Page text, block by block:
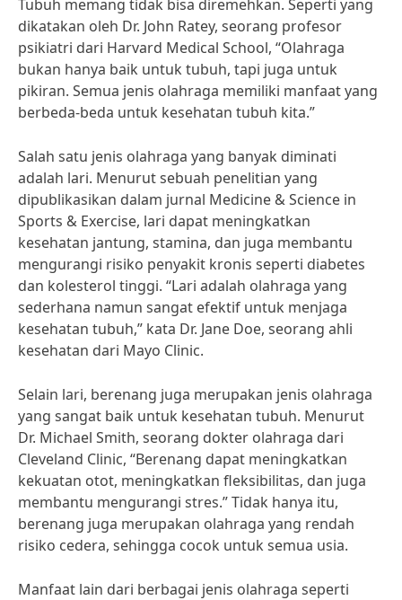
Tubuh memang tidak bisa diremehkan. Seperti yang
dikatakan oleh Dr. John Ratey, seorang profesor
psikiatri dari Harvard Medical School, “Olahraga
bukan hanya baik untuk tubuh, tapi juga untuk
pikiran. Semua jenis olahraga memiliki manfaat yang
berbeda-beda untuk kesehatan tubuh kita.”
Salah satu jenis olahraga yang banyak diminati
adalah lari. Menurut sebuah penelitian yang
dipublikasikan dalam jurnal Medicine & Science in
Sports & Exercise, lari dapat meningkatkan
kesehatan jantung, stamina, dan juga membantu
mengurangi risiko penyakit kronis seperti diabetes
dan kolesterol tinggi. “Lari adalah olahraga yang
sederhana namun sangat efektif untuk menjaga
kesehatan tubuh,” kata Dr. Jane Doe, seorang ahli
kesehatan dari Mayo Clinic.
Selain lari, berenang juga merupakan jenis olahraga
yang sangat baik untuk kesehatan tubuh. Menurut
Dr. Michael Smith, seorang dokter olahraga dari
Cleveland Clinic, “Berenang dapat meningkatkan
kekuatan otot, meningkatkan fleksibilitas, dan juga
membantu mengurangi stres.” Tidak hanya itu,
berenang juga merupakan olahraga yang rendah
risiko cedera, sehingga cocok untuk semua usia.
Manfaat lain dari berbagai jenis olahraga seperti